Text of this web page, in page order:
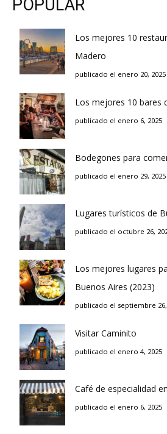
POPULAR
Los mejores 10
Madero
publicado el enero 20, 2025
Los mejores 10 bares
publicado el enero 6, 2025
Bodegones para
publicado el enero 29, 2025
Lugares turísticos de
publicado el octubre 26,
Los mejores lugares
Buenos Aires (2023)
publicado el septiembre 26,
Visitar Caminito
publicado el enero 4, 2025
Café de especialidad
publicado el enero 6, 2025